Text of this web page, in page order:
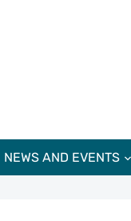
NEWS AND EVENTS